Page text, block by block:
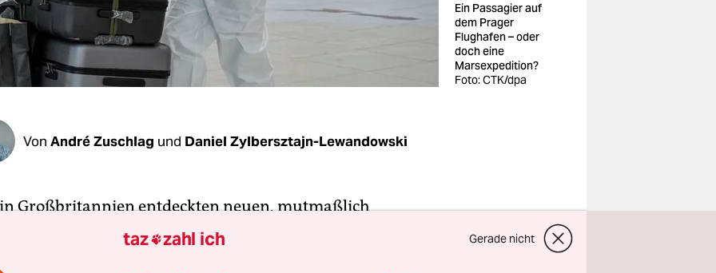
Ein Passagier auf
dem Prager
Flughafen – oder
doch eine
Marsexpedition?
Foto: CTK/dpa
Von André Zuschlag und Daniel Zylbersztajn-Lewandowski
in Großbritannien entdeckten neuen, mutmaßlich
Variante des Coronavirus stellen immer mehr Länder
nach Großbritannien ein
taz zahl ich Gerade nicht